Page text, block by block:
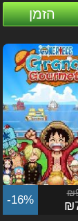
הזמן
-16%